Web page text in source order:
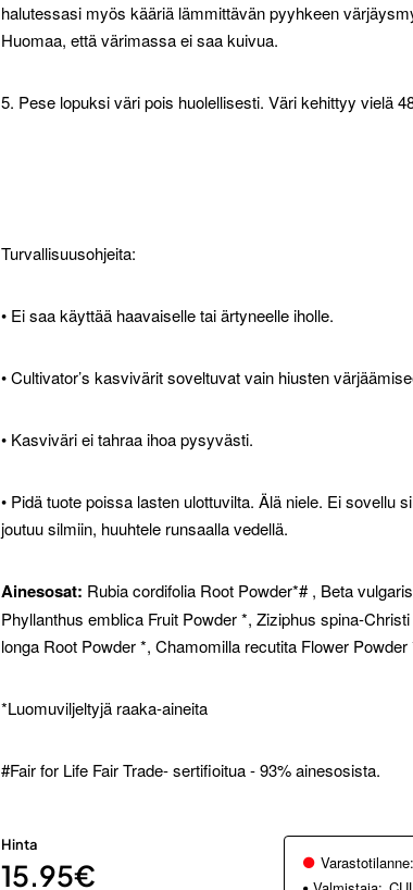
halutessasi myös kääriä lämmittävän pyyhkeen
Huomaa, että värimassa ei saa kuivua.
5. Pese lopuksi väri pois huolellisesti. Väri kehittyy vielä
Turvallisuusohjeita:
• Ei saa käyttää haavaiselle tai ärtyneelle iholle.
• Cultivator’s kasvivärit soveltuvat vain hiusten
• Kasviväri ei tahraa ihoa pysyvästi.
• Pidä tuote poissa lasten ulottuvilta. Älä niele. Ei
joutuu silmiin, huuhtele runsaalla vedellä.
Ainesosat: Rubia cordifolia Root Powder*# , Beta
Phyllanthus emblica Fruit Powder *, Ziziphus spina-
longa Root Powder *, Chamomilla recutita Flower Powder
*Luomuviljeltyjä raaka-aineita
#Fair for Life Fair Trade- sertifioitua - 93% ainesosista.
Hinta
15.95€ Varastotilanne: